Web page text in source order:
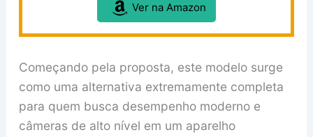
Ver na Amazon
Começando pela proposta, este modelo surge
como uma alternativa extremamente completa
para quem busca desempenho moderno e
câmeras de alto nível em um aparelho